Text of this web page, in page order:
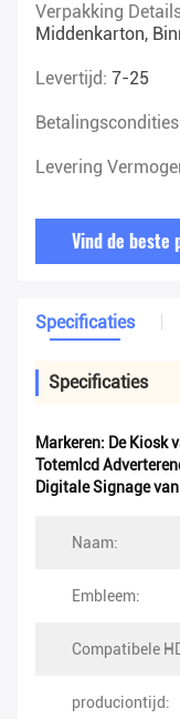
Verpakking
Middenkarton,
Levertijd: 7-25
Levering
Vind de beste
Specificaties
Specificaties
Markeren: De Kiosk
Totemlcd
Digitale Signage
Naam:
Embleem:
Compatibele
produciontijd: